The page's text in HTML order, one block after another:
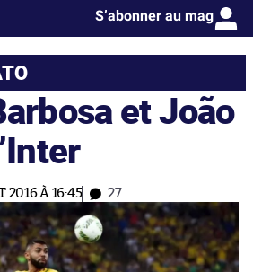
S’abonner au mag
et João
2016 À 16:45 27